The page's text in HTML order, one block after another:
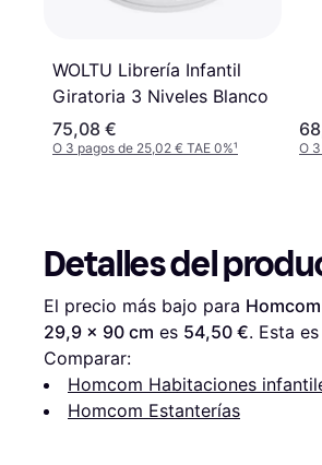
WOLTU Librería Infantil
Giratoria 3 Niveles Blanco
75,08 €
O 3 pagos de 25,02 € TAE 0%¹ O
Detalles del
El precio más bajo para
29,9 x 90 cm es 54,50 €. Esta
Comparar:
Homcom Habitaciones
Homcom Estanterías